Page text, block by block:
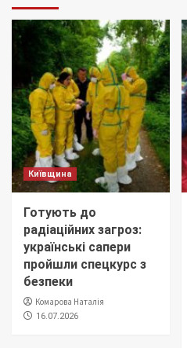
Київщина
Готують до
радіаційних загроз:
українські сапери
пройшли спецкурс з
безпеки
Комарова Наталія
16.07.2026